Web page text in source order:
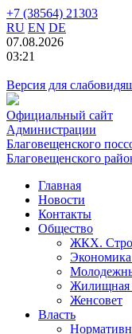
+7 (38564) 21303
RU EN DE
07.08.2026
03:21
Версия для
Официальный сайт
Администрации
Благовещенского
Благовещенского
Главная
Новости
Контакты
Общество
ЖКХ.
Жилищная
Женсовет
Власть